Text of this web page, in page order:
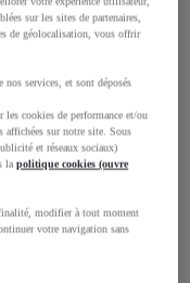
sur les sites de partenaires,
de géolocalisation, vous offrir
nos services, et sont déposés
cookies de performance et/ou
affichées sur notre site. Sous
et réseaux sociaux)
lapolitique cookies (ouvre
finalité, modifier à tout moment
votre navigation sans